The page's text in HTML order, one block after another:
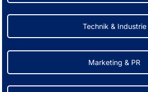
Technik & Industrie
Marketing & PR